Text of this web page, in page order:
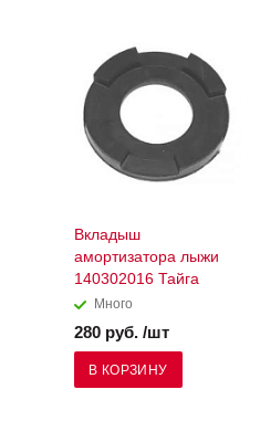
Вкладыш
амортизатора лыжи
140302016 Тайга
Много
280 руб. /шт
В КОРЗИНУ